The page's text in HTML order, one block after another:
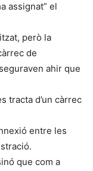
assignat” el
però la
de
ahir que
tracta d’un càrrec
entre les
que com a